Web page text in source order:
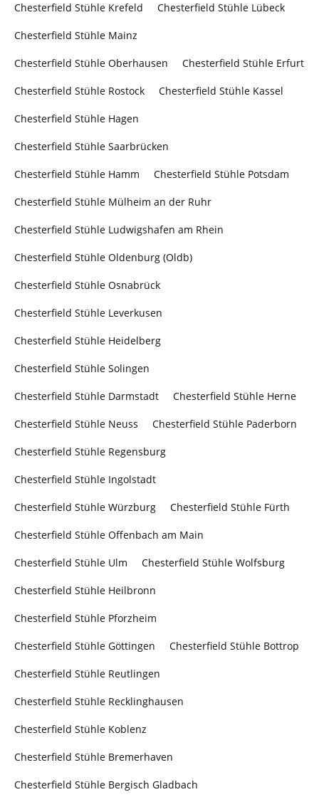
Chesterfield Stühle Krefeld Chesterfield Stühle Lübeck
Chesterfield Stühle Mainz
Chesterfield Stühle Oberhausen Chesterfield Stühle Erfurt
Chesterfield Stühle Rostock Chesterfield Stühle Kassel
Chesterfield Stühle Hagen
Chesterfield Stühle Saarbrücken
Chesterfield Stühle Hamm Chesterfield Stühle Potsdam
Chesterfield Stühle Mülheim an der Ruhr
Chesterfield Stühle Ludwigshafen am Rhein
Chesterfield Stühle Oldenburg (Oldb)
Chesterfield Stühle Osnabrück
Chesterfield Stühle Leverkusen
Chesterfield Stühle Heidelberg
Chesterfield Stühle Solingen
Chesterfield Stühle Darmstadt Chesterfield Stühle Herne
Chesterfield Stühle Neuss Chesterfield Stühle Paderborn
Chesterfield Stühle Regensburg
Chesterfield Stühle Ingolstadt
Chesterfield Stühle Würzburg Chesterfield Stühle Fürth
Chesterfield Stühle Offenbach am Main
Chesterfield Stühle Ulm Chesterfield Stühle Wolfsburg
Chesterfield Stühle Heilbronn
Chesterfield Stühle Pforzheim
Chesterfield Stühle Göttingen Chesterfield Stühle Bottrop
Chesterfield Stühle Reutlingen
Chesterfield Stühle Recklinghausen
Chesterfield Stühle Koblenz
Chesterfield Stühle Bremerhaven
Chesterfield Stühle Bergisch Gladbach